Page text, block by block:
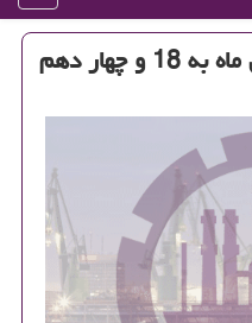
بانك مركزی: نرخ تورم آبان ماه به 18 و چهار دهم